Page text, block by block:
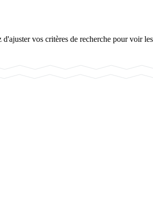
vos critères de recherche pour voir